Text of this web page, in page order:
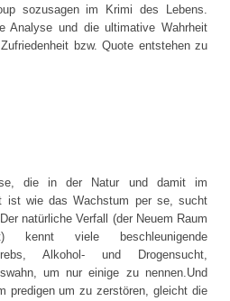
sozusagen im Krimi des Lebens.
Analyse und die ultimative Wahrheit
bzw. Quote entstehen zu
se, die in der Natur und damit im
ist wie das Wachstum per se, sucht
natürliche Verfall (der Neuem Raum
kennt viele beschleunigende
Alkohol- und Drogensucht,
um nur einige zu nennen.Und
predigen um zu zerstören, gleicht die